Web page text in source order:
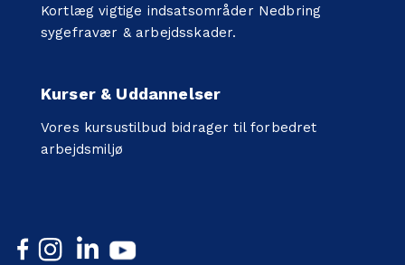
Kortlæg vigtige indsatsområder Nedbring
sygefravær & arbejdsskader.
Kurser & Uddannelser
Vores kursustilbud bidrager til forbedret
arbejdsmiljø